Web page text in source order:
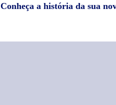
Conheça a história da sua